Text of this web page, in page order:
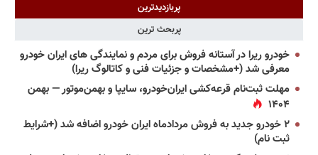
پربازدیدترین
پربحث ترین
خودرو ریرا در آستانه فروش برای مردم و نمایندگی های ایران خودرو
معرفی شد (+مشخصات و جزئیات فنی و کاتالوگ ریرا)
مهلت ثبت‌نام قرعه‌کشی ایران‌خودرو، سایپا و بهمن‌موتور — بهمن
۱۴۰۴
۲ خودرو جدید به فروش مردادماه ایران خودرو اضافه شد (+شرایط
ثبت نام)